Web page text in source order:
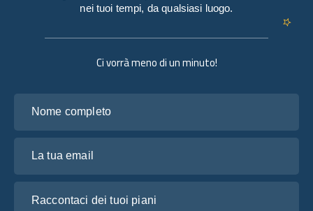
Ci vorrà meno di un minuto!
nei tuoi tempi, da qualsiasi luogo.